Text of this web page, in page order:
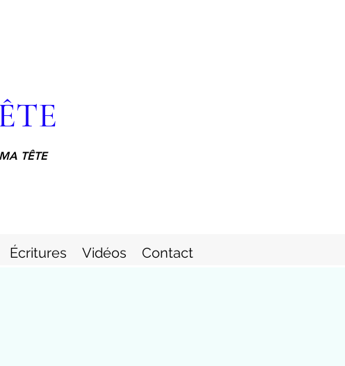
TÊTE
Écritures Vidéos Contact